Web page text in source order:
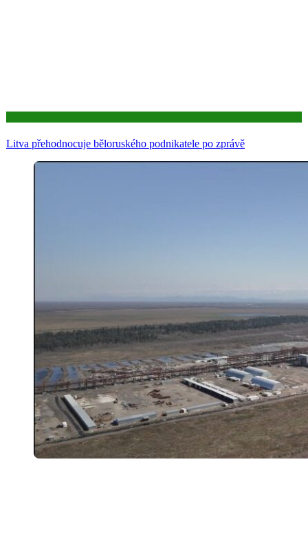
Litva přehodnocuje běloruského podnikatele po zprávě